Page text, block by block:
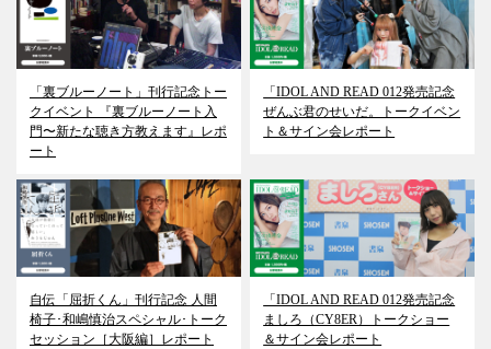
「裏ブルーノート」刊行記念トー
クイベント 『裏ブルーノート入
門〜新たな聴き方教えます』レポ
ート
「IDOL AND READ 012発売記念
ぜんぶ君のせいだ。トークイベン
ト＆サイン会レポート
自伝「屈折くん」刊行記念 人間
椅子･和嶋慎治スペシャル･トーク
セッション［大阪編］レポート
「IDOL AND READ 012発売記念
ましろ（CY8ER）トークショー
＆サイン会レポート